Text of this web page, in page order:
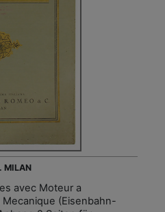
MILAN
avec Moteur a
(Eisenbahn-